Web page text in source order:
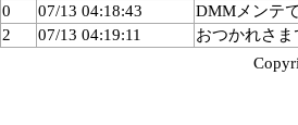
0 07/13 04:18:43
DMMメンテ
2
07/13 04:19:11
おつかれさ